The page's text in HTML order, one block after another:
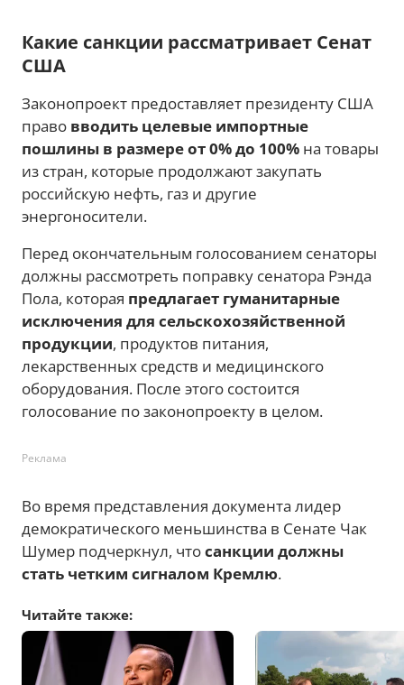
Какие санкции рассматривает Сенат
США
Законопроект предоставляет президенту США
право вводить целевые импортные
пошлины в размере от 0% до 100% на товары
из стран, которые продолжают закупать
российскую нефть, газ и другие
энергоносители.
Перед окончательным голосованием сенаторы
должны рассмотреть поправку сенатора Рэнда
Пола, которая предлагает гуманитарные
исключения для сельскохозяйственной
продукции, продуктов питания,
лекарственных средств и медицинского
оборудования. После этого состоится
голосование по законопроекту в целом.
Реклама
Во время представления документа лидер
демократического меньшинства в Сенате Чак
Шумер подчеркнул, чтосанкции должны
стать четким сигналом Кремлю.
Читайте также: